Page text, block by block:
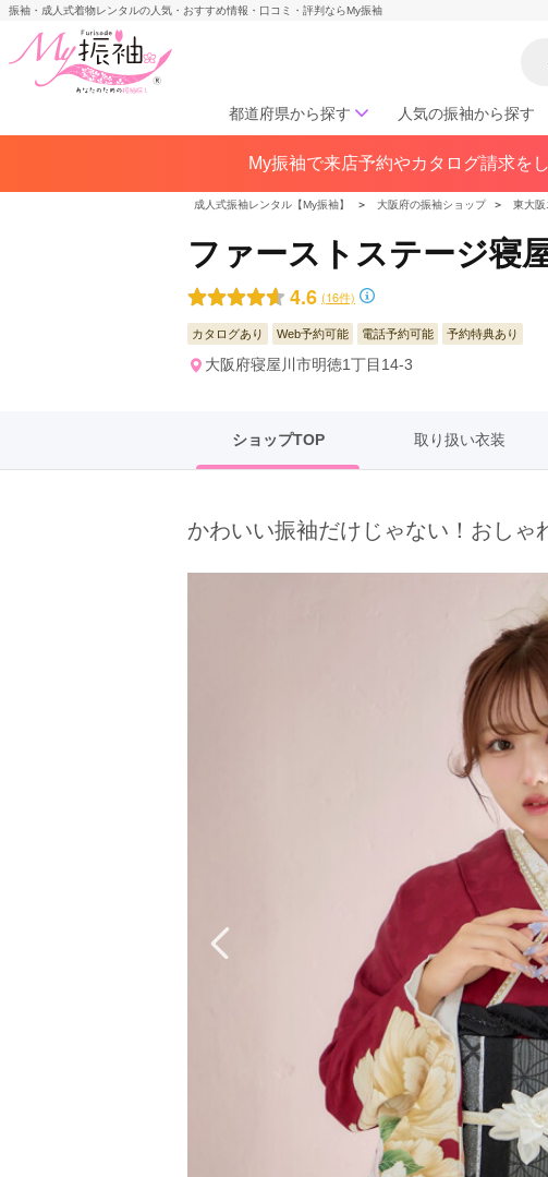
振袖・成人式着物レンタルの人気・おすすめ情報・口コミ・評判ならMy振袖
都道府県から探す
北海道／東北
北海道(141) 青森県(41)
岩手県(30)
福島県(60)
中部
愛知県(285)
静岡県(148)
岐阜県(85)
三重県(76)
京都府(134)
和歌山県(36)
愛媛県(51)
人気の振袖から探す
My振袖で来店予約やカタログ請求を
成人式振袖レンタル【My振袖】 ＞ 大阪府の振袖ショップ ＞ 東大阪
ファーストステージ寝
4.6 (16件)
カタログあり Web予約可能 電話予約可能 予約特典あり
大阪府寝屋川市明徳1丁目14-3
ショップTOP 取り扱い衣装
かわいい振袖だけじゃない！おしゃ